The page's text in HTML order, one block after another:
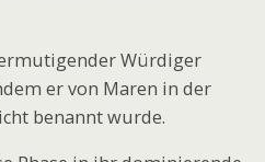
Würdiger
er von Maren in der
benannt wurde.